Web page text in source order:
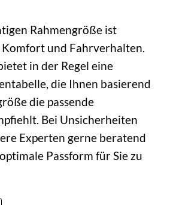
Rahmengröße ist
und Fahrverhalten.
in der Regel eine
die Ihnen basierend
die passende
Bei Unsicherheiten
Experten gerne beratend
Passform für Sie zu